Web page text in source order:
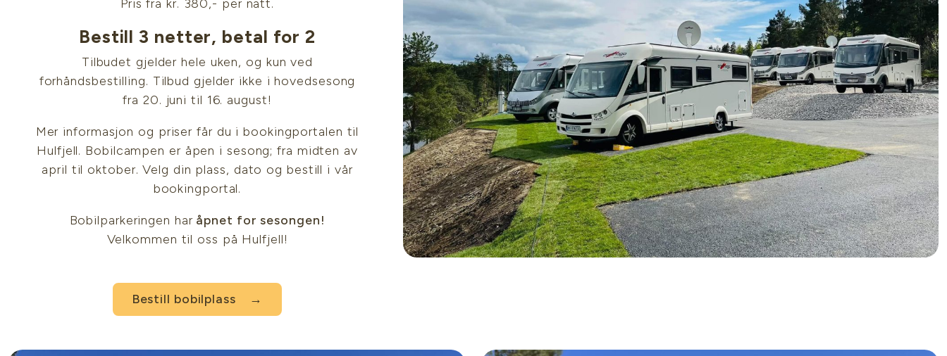
Pris fra kr. 380,- per natt.
Bestill 3 netter, betal for 2
Tilbudet gjelder hele uken, og kun ved
forhåndsbestilling. Tilbud gjelder ikke i hovedsesong
fra 20. juni til 16. august!
Mer informasjon og priser får du i bookingportalen til
Hulfjell. Bobilcampen er åpen i sesong; fra midten av
april til oktober. Velg din plass, dato og bestill i vår
bookingportal.
Bobilparkeringen haråpnet for sesongen!
Velkommen til oss på Hulfjell!
Bestill bobilplass →